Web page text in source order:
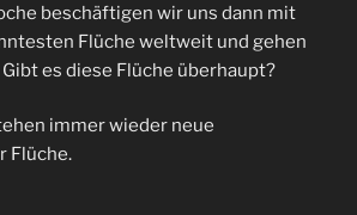
beschäftigen wir uns dann mit
Flüche weltweit und gehen
Gibt es diese Flüche überhaupt?
immer wieder neue
Flüche.